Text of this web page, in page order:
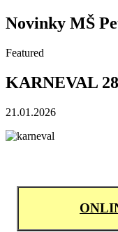
Novinky MŠ
Featured
KARNEVAL
21.01.2026